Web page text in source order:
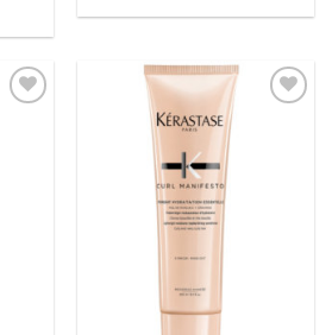
Wunschliste
hinzufügen